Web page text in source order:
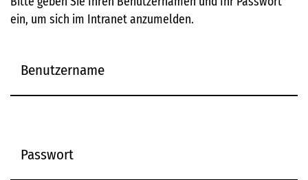
ein, um sich im Intranet anzumelden.